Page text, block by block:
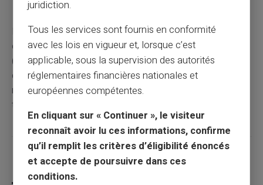
l'utilisation de ma carte prépayée ?
Pour garantir une sécurité maximale, conservez votre
carte de manière sécurisée et protégez vos identifiants
(code PIN). Activez tous les protocoles de sécurité
disponibles, tels que le 3D Secure, et surveillez
régulièrement les relevés afin de déceler rapidement
toute activité suspecte.
Partager cet article
juridiction.
Tous les services sont fournis en conformité
avec les lois en vigueur et, lorsque c’est
applicable, sous la supervision des autorités
réglementaires financières nationales et
européennes compétentes.
En cliquant sur « Continuer », le visiteur
reconnaît avoir lu ces informations, confirme
qu’il remplit les critères d’éligibilité énoncés
et accepte de poursuivre dans ces
conditions.